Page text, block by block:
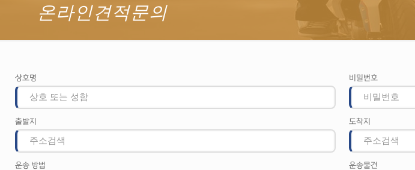
온라인견적문의
상호명 비밀번호
출발지 도착지
운송 방법 운송물건